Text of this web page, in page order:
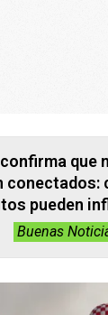
que
conectados:
pueden
Buenas